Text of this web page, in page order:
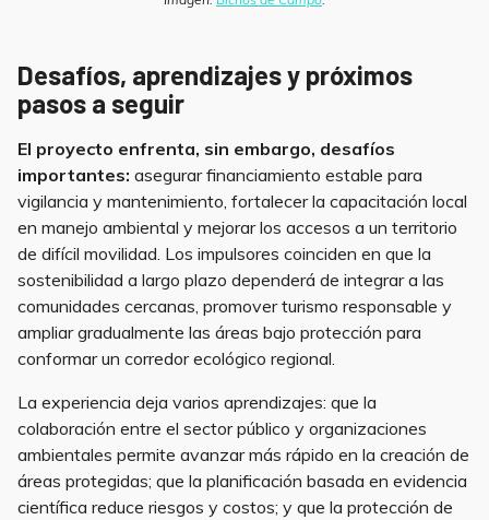
Desafíos, aprendizajes y próximos
pasos a seguir
El proyecto enfrenta, sin embargo, desafíos
importantes: asegurar financiamiento estable para
vigilancia y mantenimiento, fortalecer la capacitación local
en manejo ambiental y mejorar los accesos a un territorio
de difícil movilidad. Los impulsores coinciden en que la
sostenibilidad a largo plazo dependerá de integrar a las
comunidades cercanas, promover turismo responsable y
ampliar gradualmente las áreas bajo protección para
conformar un corredor ecológico regional.
La experiencia deja varios aprendizajes: que la
colaboración entre el sector público y organizaciones
ambientales permite avanzar más rápido en la creación de
áreas protegidas; que la planificación basada en evidencia
científica reduce riesgos y costos; y que la protección de